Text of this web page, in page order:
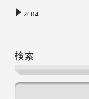
2004
検索